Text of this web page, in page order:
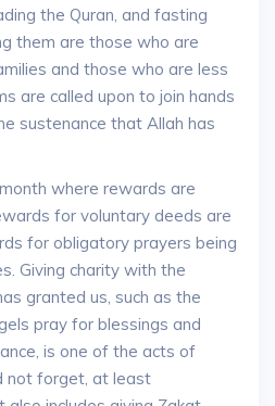
the Quran, and fasting
them are those who are
and those who are less
are called upon to join hands
sustenance that Allah has
where rewards are
for voluntary deeds are
for obligatory prayers being
Giving charity with the
granted us, such as the
pray for blessings and
is one of the acts of
not forget, at least